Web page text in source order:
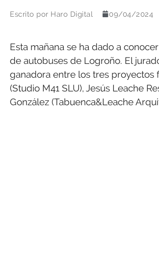
Escrito por Haro Digital 09/04/2024
Esta mañana se ha dado a
de autobuses de Logroño. El
ganadora entre los tres proyectos
(Studio M41 SLU), Jesús Leache
González (Tabuenca&Leache